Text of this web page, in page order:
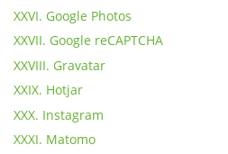
XXVI. Google Photos
XXVII. Google reCAPTCHA
XXVIII. Gravatar
XXIX. Hotjar
XXX. Instagram
XXXI. Matomo